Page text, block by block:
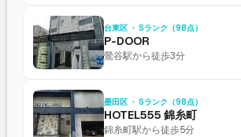
台東区 ・ Sランク（98点）
P-DOOR
鶯谷駅から徒歩3分
墨田区 ・ Sランク（98点）
HOTEL555 錦糸町
錦糸町駅から徒歩5分